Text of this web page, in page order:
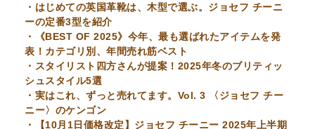
・はじめての英国革靴は、木型で選ぶ。ジョセフ チーニ
ーの定番3型を紹介
・《BEST OF 2025》今年、最も選ばれたアイテムを発
表！カテゴリ別、年間売れ筋ベスト
・スタイリスト四方さんが提案！2025年冬のブリティッ
シュスタイル5選
・実はこれ、ずっと売れてます。Vol. 3 〈ジョセフ チー
ニー〉のケンゴン
・【10月1日価格改定】ジョセフ チーニー 2025年上半期